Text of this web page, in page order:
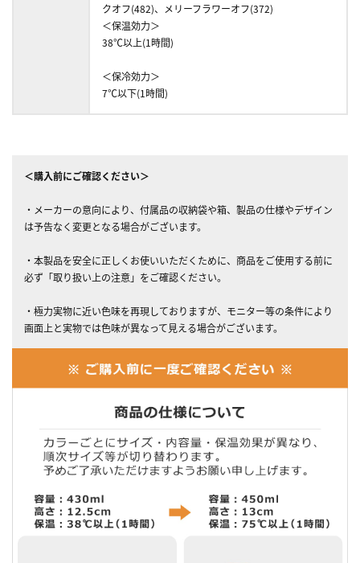
クオフ(482)、メリーフラワーオフ(372)
＜保温効力＞
38℃以上(1時間)
＜保冷効力＞
7℃以下(1時間)
＜購入前にご確認ください＞
・メーカーの意向により、付属品の収納袋や箱、製品の仕様やデザイン
は予告なく変更となる場合がございます。
・本製品を安全に正しくお使いいただくために、商品をご使用する前に
必ず「取り扱い上の注意」をご確認ください。
・極力実物に近い色味を再現しておりますが、モニター等の条件により
画面上と実物では色味が異なって見える場合がございます。